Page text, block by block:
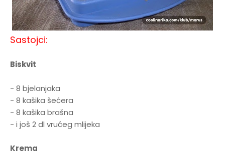
Sastojci:
Biskvit
- 8 bjelanjaka
- 8 kašika šećera
- 8 kašika brašna
- i još 2 dl vrućeg mlijeka
Krema